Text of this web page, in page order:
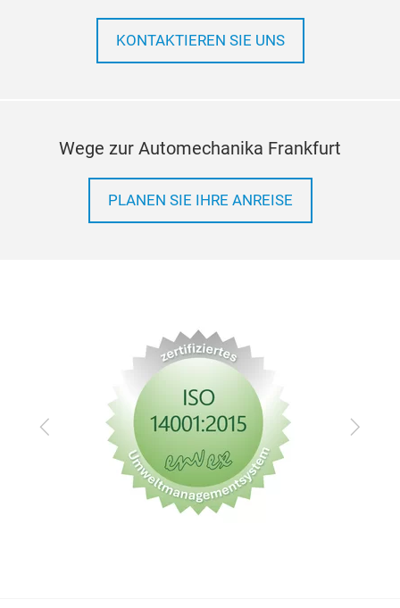
KONTAKTIEREN SIE UNS
Wege zur Automechanika Frankfurt
PLANEN SIE IHRE ANREISE
Zurück Vor